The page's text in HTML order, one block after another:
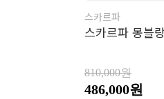
스카르파
스카르파 몽블
810,000원
486,000원